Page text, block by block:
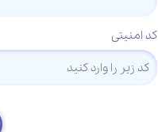
کد امنیتی